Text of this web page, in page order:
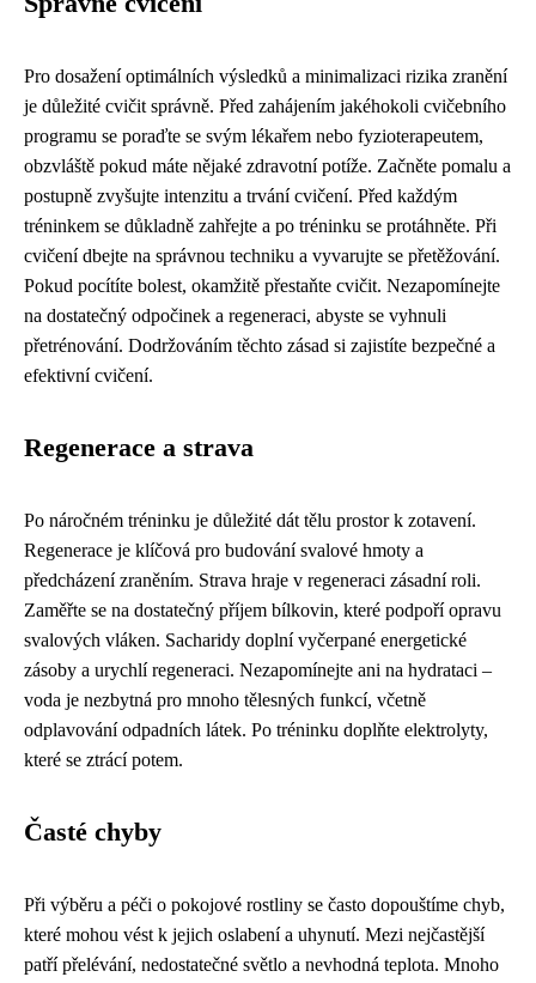
Pro dosažení optimálních výsledků a minimalizaci rizika zranění
je důležité cvičit správně. Před zahájením jakéhokoli cvičebního
programu se poraďte se svým lékařem nebo fyzioterapeutem,
obzvláště pokud máte nějaké zdravotní potíže. Začněte pomalu a
postupně zvyšujte intenzitu a trvání cvičení. Před každým
tréninkem se důkladně zahřejte a po tréninku se protáhněte. Při
cvičení dbejte na správnou techniku a vyvarujte se přetěžování.
Pokud pocítíte bolest, okamžitě přestaňte cvičit. Nezapomínejte
na dostatečný odpočinek a regeneraci, abyste se vyhnuli
přetrénování. Dodržováním těchto zásad si zajistíte bezpečné a
efektivní cvičení.
Regenerace a strava
Po náročném tréninku je důležité dát tělu prostor k zotavení.
Regenerace je klíčová pro budování svalové hmoty a
předcházení zraněním. Strava hraje v regeneraci zásadní roli.
Zaměřte se na dostatečný příjem bílkovin, které podpoří opravu
svalových vláken. Sacharidy doplní vyčerpané energetické
zásoby a urychlí regeneraci. Nezapomínejte ani na hydrataci –
voda je nezbytná pro mnoho tělesných funkcí, včetně
odplavování odpadních látek. Po tréninku doplňte elektrolyty,
které se ztrácí potem.
Časté chyby
Při výběru a péči o pokojové rostliny se často dopouštíme chyb,
které mohou vést k jejich oslabení a uhynutí. Mezi nejčastější
patří přelévání, nedostatečné světlo a nevhodná teplota. Mnoho